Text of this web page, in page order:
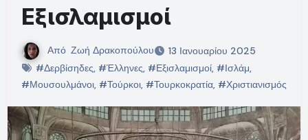
Εξισλαμισμοί
Από Ζωή Δρακοπούλου
13 Ιανουαρίου 2025
#Δερβίσηδες, #Έλληνες, #Εξισλαμισμοί, #Ισλάμ,
#Μουσουλμάνοι, #Τούρκοι, #Τουρκοκρατία, #Χριστιανισμός